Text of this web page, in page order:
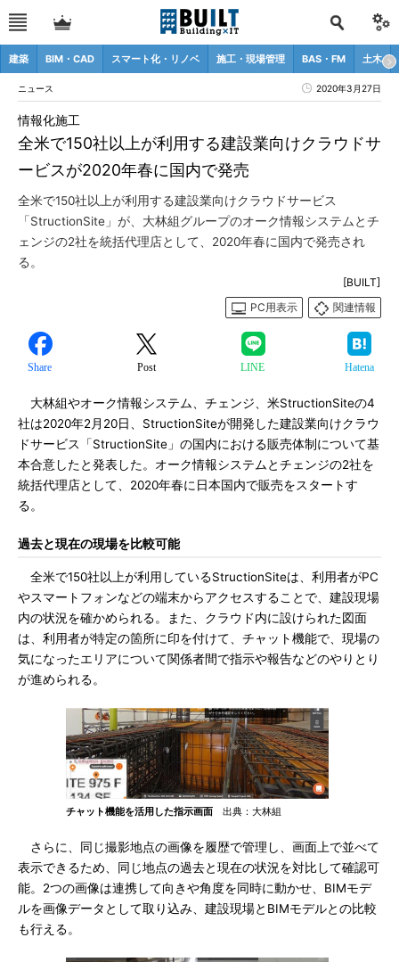
建築 BIM・CAD スマート化・リノベ 施工・現場管理 BAS・FM 土木
ニュース 2020年3月27日
全米で150社以上が利用する建設業向けクラウドサ
ービスが2020年春に国内で発売
情報化施工
全米で150社以上が利用する建設業向けクラウドサービス
「StructionSite」が、大林組グループのオーク情報システムとチ
ェンジの2社を統括代理店として、2020年春に国内で発売され
る。
[BUILT]
PC用表示
関連情報
Share Post LINE Hatena
大林組やオーク情報システム、チェンジ、米StructionSiteの4
社は2020年2月20日、StructionSiteが開発した建設業向けクラウ
ドサービス「StructionSite」の国内における販売体制について基
本合意したと発表した。オーク情報システムとチェンジの2社を
統括代理店として、2020年春に日本国内で販売をスタートす
る。
過去と現在の現場を比較可能
全米で150社以上が利用しているStructionSiteは、利用者がPC
やスマートフォンなどの端末からアクセスすることで、建設現場
内の状況を確かめられる。また、クラウド内に設けられた図面
は、利用者が特定の箇所に印を付けて、チャット機能で、現場の
気になったエリアについて関係者間で指示や報告などのやりとり
が進められる。
チャット機能を活用した指示画面 出典：大林組
さらに、同じ撮影地点の画像を履歴で管理し、画面上で並べて
表示できるため、同じ地点の過去と現在の状況を対比して確認可
能。2つの画像は連携して向きや角度を同時に動かせ、BIMモデ
ルを画像データとして取り込み、建設現場とBIMモデルとの比較
も行える。